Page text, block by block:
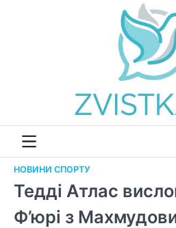
НОВИНИ СПОРТУ
Тедді Атлас
Ф’юрі з